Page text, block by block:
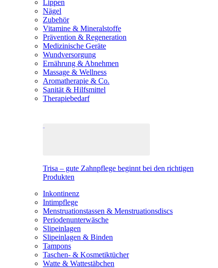
Lippen
Nägel
Zubehör
Vitamine & Mineralstoffe
Prävention & Regeneration
Medizinische Geräte
Wundversorgung
Ernährung & Abnehmen
Massage & Wellness
Aromatherapie & Co.
Sanität & Hilfsmittel
Therapiebedarf
Trisa – gute Zahnpflege beginnt bei den richtigen
Produkten
Inkontinenz
Intimpflege
Menstruationstassen & Menstruationsdiscs
Periodenunterwäsche
Slipeinlagen
Slipeinlagen & Binden
Tampons
Taschen- & Kosmetiktücher
Watte & Wattestäbchen